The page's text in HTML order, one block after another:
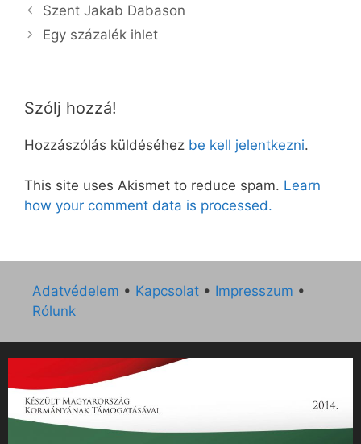
Szent Jakab Dabason
Egy százalék ihlet
Szólj hozzá!
Hozzászólás küldéséhez be kell jelentkezni.
This site uses Akismet to reduce spam. Learn
how your comment data is processed.
Adatvédelem • Kapcsolat • Impresszum •
Rólunk